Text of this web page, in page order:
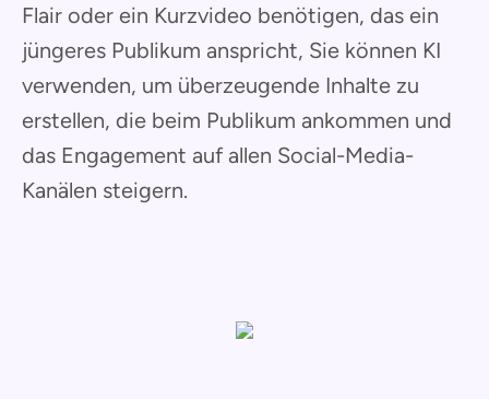
Flair oder ein Kurzvideo benötigen, das ein
jüngeres Publikum anspricht, Sie können KI
verwenden, um überzeugende Inhalte zu
erstellen, die beim Publikum ankommen und
das Engagement auf allen Social-Media-
Kanälen steigern.